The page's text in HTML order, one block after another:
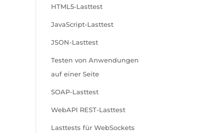
HTML5-Lasttest
JavaScript-Lasttest
JSON-Lasttest
Testen von Anwendungen
auf einer Seite
SOAP-Lasttest
WebAPI REST-Lasttest
Lasttests für WebSockets